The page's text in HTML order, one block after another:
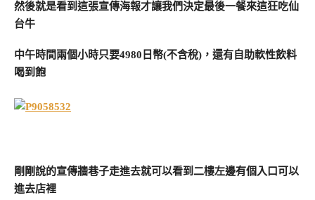
然後就是看到這張宣傳海報才讓我們決定最後一餐來這狂吃仙
台牛
中午時間兩個小時只要4980日幣(不含稅)，還有自助軟性飲料
喝到飽
剛剛說的宣傳牆巷子走進去就可以看到二樓左邊有個入口可以
進去店裡